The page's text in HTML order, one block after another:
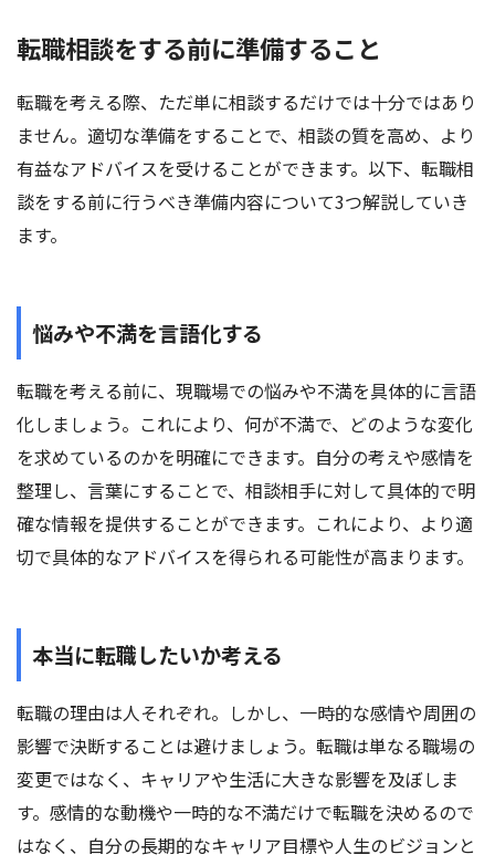
転職相談をする前に準備すること
転職を考える際、ただ単に相談するだけでは十分ではあり
ません。適切な準備をすることで、相談の質を高め、より
有益なアドバイスを受けることができます。以下、転職相
談をする前に行うべき準備内容について3つ解説していき
ます。
悩みや不満を言語化する
転職を考える前に、現職場での悩みや不満を具体的に言語
化しましょう。これにより、何が不満で、どのような変化
を求めているのかを明確にできます。自分の考えや感情を
整理し、言葉にすることで、相談相手に対して具体的で明
確な情報を提供することができます。これにより、より適
切で具体的なアドバイスを得られる可能性が高まります。
本当に転職したいか考える
転職の理由は人それぞれ。しかし、一時的な感情や周囲の
影響で決断することは避けましょう。転職は単なる職場の
変更ではなく、キャリアや生活に大きな影響を及ぼしま
す。感情的な動機や一時的な不満だけで転職を決めるので
はなく、自分の長期的なキャリア目標や人生のビジョンと